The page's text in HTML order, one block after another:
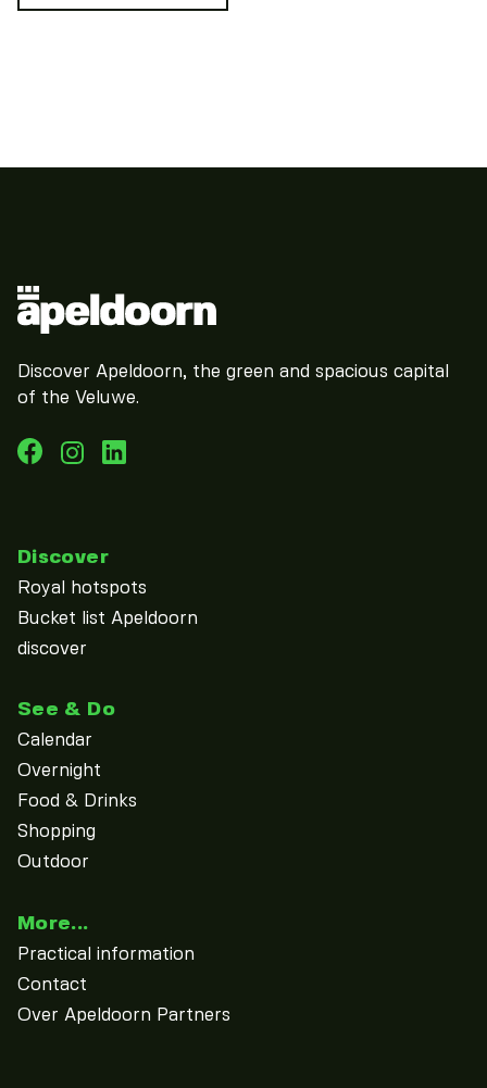
Discover Apeldoorn, the green and spacious capital
of the Veluwe.
Discover
Royal hotspots
Bucket list Apeldoorn
discover
See & Do
Calendar
Overnight
Food & Drinks
Shopping
Outdoor
More...
Practical information
Contact
Over Apeldoorn Partners